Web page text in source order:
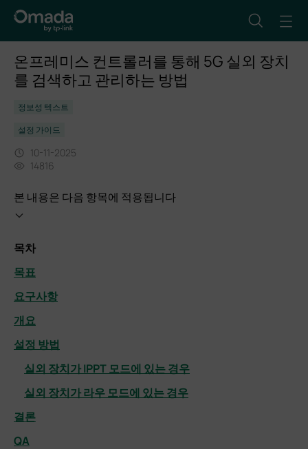
온프레미스 컨트롤러를 통해 5G 실외 장치
를 검색하고 관리하는 방법
정보성 텍스트
설정 가이드
10-11-2025
14816
본 내용은 다음 항목에 적용됩니다
목차
목표
요구사항
개요
설정 방법
실외 장치가 IPPT 모드에 있는 경우
실외 장치가 라우 모드에 있는 경우
결론
QA